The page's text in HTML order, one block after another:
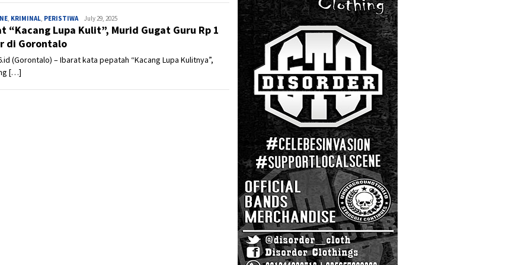
KRIMINAL PERISTIWA Admin
July 29, 2025
“Kacang Lupa Kulit”, Murid Gugat Guru Rp 1
di Gorontalo
(Gorontalo) – Ibarat kata pepatah “Kacang Lupa Kulitnya”,
[…]